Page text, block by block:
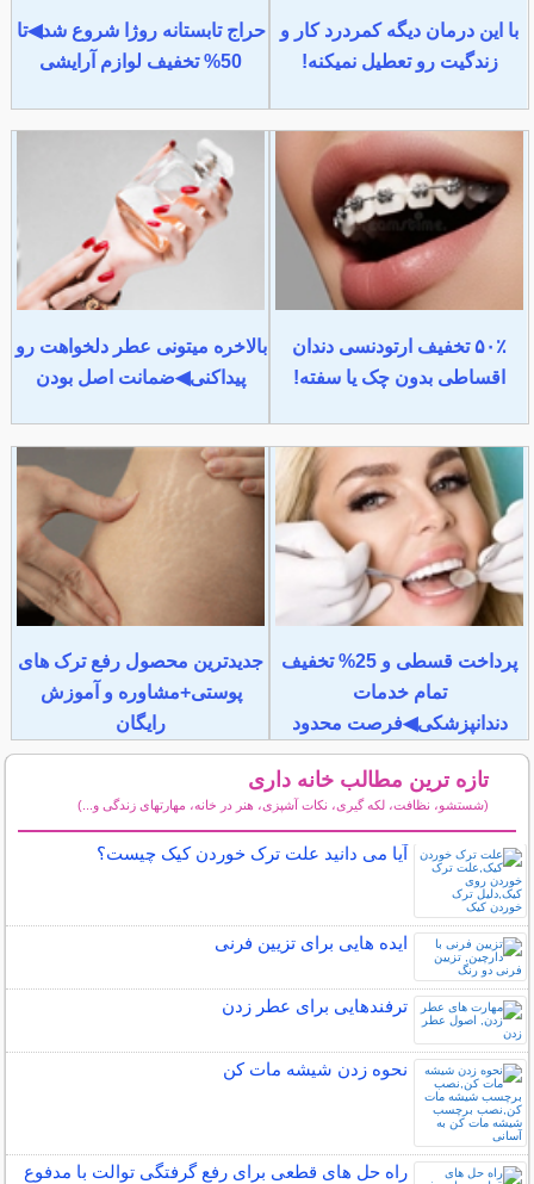
با این درمان دیگه کمردرد کار و
زندگیت رو تعطیل نمیکنه!
حراج تابستانه روژا شروع شد◀تا
50% تخفیف لوازم آرایشی
۵۰٪ تخفیف ارتودنسی دندان
اقساطی بدون چک یا سفته!
بالاخره میتونی عطر دلخواهت رو
پیداکنی◀ضمانت اصل بودن
پرداخت قسطی و 25% تخفیف
تمام خدمات
دندانپزشکی◀فرصت محدود
جدیدترین محصول رفع ترک های
پوستی+مشاوره و آموزش
رایگان
تازه ترین مطالب خانه داری
(شستشو، نظافت، لکه گیری، نکات آشپزی، هنر در خانه، مهارتهای زندگی و...)
آیا می دانید علت ترک خوردن کیک چیست؟
ایده هایی برای تزیین فرنی
ترفندهایی برای عطر زدن
نحوه زدن شیشه مات کن
راه حل های قطعی برای رفع گرفتگی توالت با مدفوع